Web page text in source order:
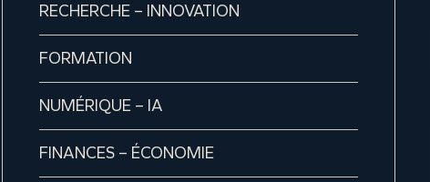
RECHERCHE – INNOVATION
FORMATION
NUMÉRIQUE – IA
FINANCES – ÉCONOMIE